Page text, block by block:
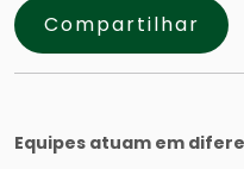
Compartilhar
Equipes atuam em